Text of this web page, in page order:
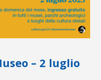
– 2 luglio